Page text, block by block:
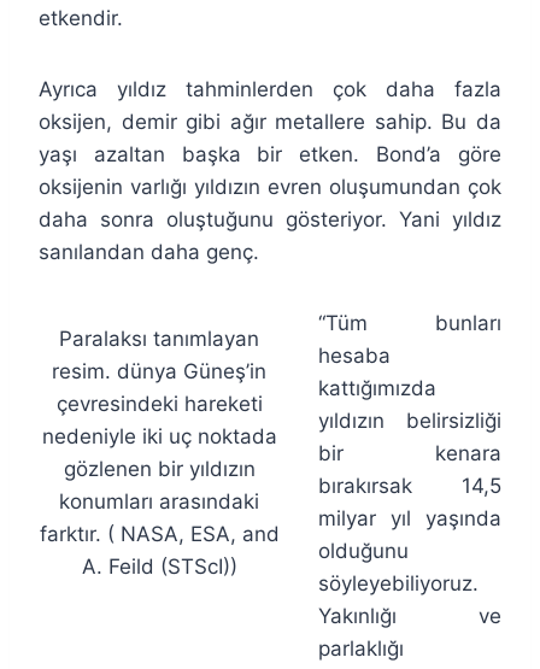
etkendir.
Ayrıca yıldız tahminlerden çok daha fazla
oksijen, demir gibi ağır metallere sahip. Bu da
yaşı azaltan başka bir etken. Bond’a göre
oksijenin varlığı yıldızın evren oluşumundan çok
daha sonra oluştuğunu gösteriyor. Yani yıldız
sanılandan daha genç.
Paralaksı tanımlayan
resim. dünya Güneş’in
çevresindeki hareketi
nedeniyle iki uç noktada
gözlenen bir yıldızın
konumları arasındaki
farktır. ( NASA, ESA, and
A. Feild (STScI))
“Tüm bunları
hesaba
kattığımızda
yıldızın belirsizliği
bir kenara
bırakırsak 14,5
milyar yıl yaşında
olduğunu
söyleyebiliyoruz.
Yakınlığı ve
parlaklığı